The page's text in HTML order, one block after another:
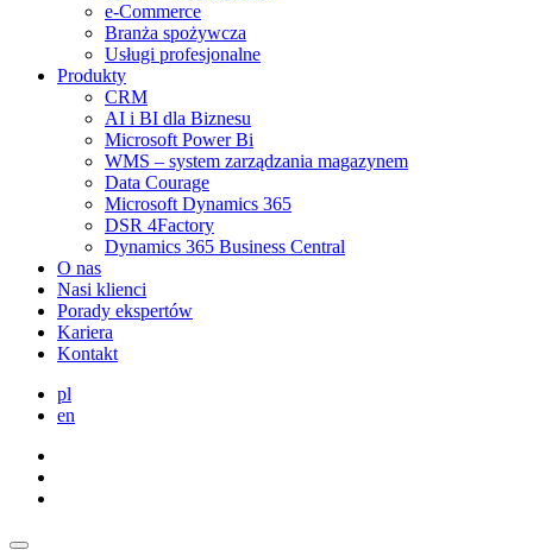
e-Commerce
Branża spożywcza
Usługi profesjonalne
Produkty
CRM
AI i BI dla Biznesu
Microsoft Power Bi
WMS – system zarządzania magazynem
Data Courage
Microsoft Dynamics 365
DSR 4Factory
Dynamics 365 Business Central
O nas
Nasi klienci
Porady ekspertów
Kariera
Kontakt
pl
en